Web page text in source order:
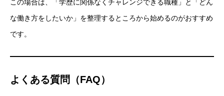
この場合は、「学歴に関係なくチャレンジできる職種」と「どん
な働き方をしたいか」を整理するところから始めるのがおすすめ
です。
よくある質問（FAQ）